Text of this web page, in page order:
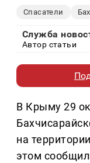
Спасатели
Служба
Автор статьи
В Крыму 29
на
этом